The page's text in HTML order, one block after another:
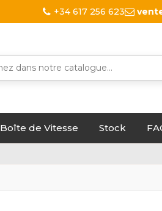
+34 617 256 623
Boîte de Vitesse Stock